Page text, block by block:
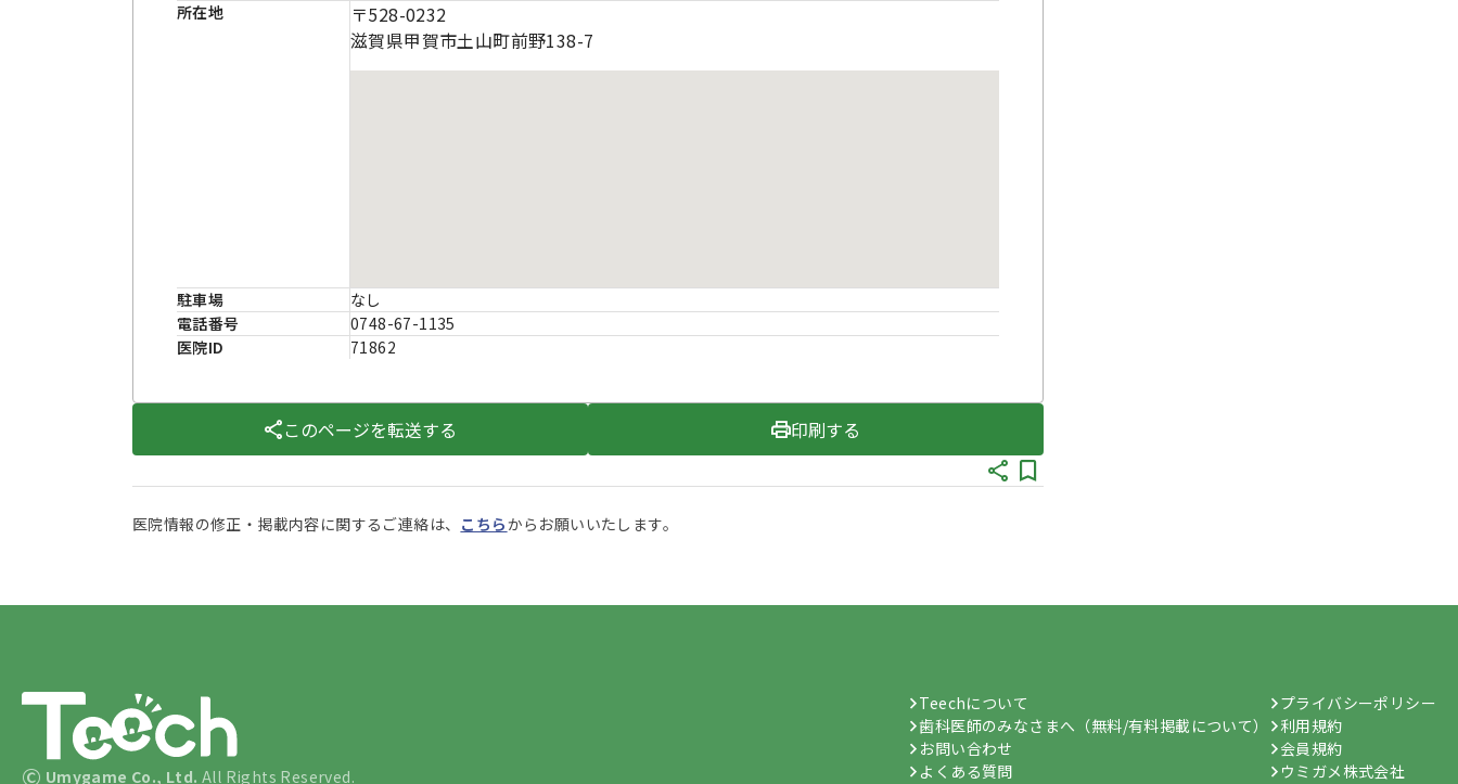
所在地
〒528-0232
滋賀県甲賀市土山町前野138-7
駐車場
なし
電話番号
0748-67-1135
医院ID
71862
このページを転送する 印刷する
医院情報の修正・掲載内容に関するご連絡は、 こちらからお願いいたします。
© Umygame Co., Ltd. All Rights Reserved.
Teechについて
歯科医師のみなさまへ（無料/有料掲載について）
お問い合わせ
よくある質問
プライバシーポリシー
利用規約
会員規約
ウミガメ株式会社